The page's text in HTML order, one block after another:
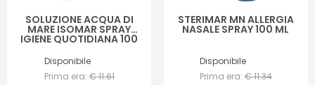
SOLUZIONE ACQUA DI
MARE ISOMAR SPRAY
IGIENE QUOTIDIANA 100
Disponibile
Prima era: €11.61
STERIMAR MN ALLERGIA
NASALE SPRAY 100 ML
Disponibile
Prima era: €11.34